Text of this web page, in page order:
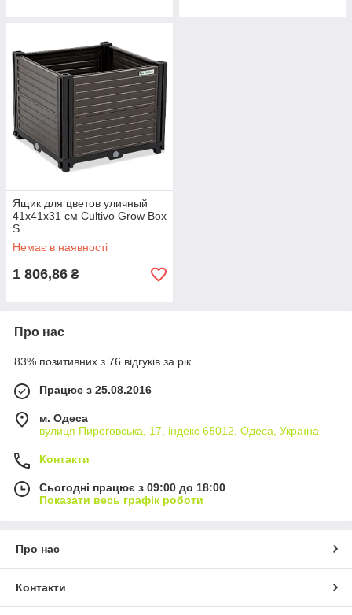
Ящик для цветов уличный
41x41x31 см Cultivo Grow Box
S
Немає в наявності
1 806,86 ₴
Про нас
83% позитивних з 76 відгуків за рік
Працює з 25.08.2016
м. Одеса
вулиця Пироговська, 17, індекс 65012, Одеса, Україна
Контакти
Сьогодні працює з 09:00 до 18:00
Показати весь графік роботи
Про нас
Контакти